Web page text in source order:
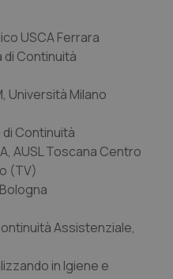
USCA Ferrara
di Continuità
Università Milano
di Continuità
AUSL Toscana Centro
(TV)
Assistenziale,
in Igiene e
CookieScript
www.quotidianosanita.it